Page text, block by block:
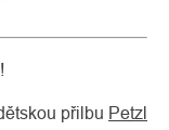
přilbu Petzl